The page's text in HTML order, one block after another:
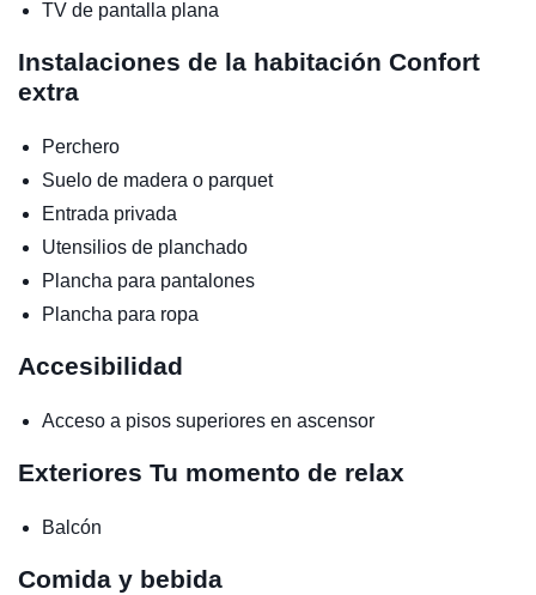
TV de pantalla plana
Instalaciones de la habitación Confort
extra
Perchero
Suelo de madera o parquet
Entrada privada
Utensilios de planchado
Plancha para pantalones
Plancha para ropa
Accesibilidad
Acceso a pisos superiores en ascensor
Exteriores Tu momento de relax
Balcón
Comida y bebida